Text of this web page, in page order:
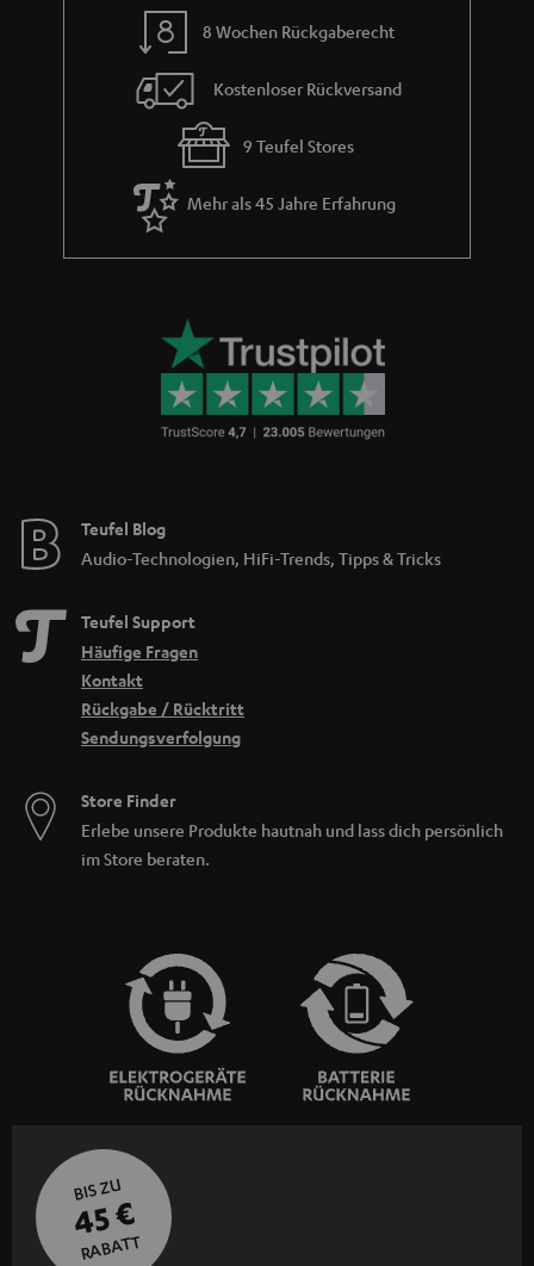
8 Wochen Rückgaberecht
Kostenloser Rückversand
9 Teufel Stores
Mehr als 45 Jahre Erfahrung
Teufel Blog
Audio-Technologien, HiFi-Trends, Tipps & Tricks
Teufel Support
Häufige Fragen
Kontakt
Rückgabe / Rücktritt
Sendungsverfolgung
Store Finder
Erlebe unsere Produkte hautnah und lass dich persönlich
im Store beraten.
BIS ZU
45 €
RABATT